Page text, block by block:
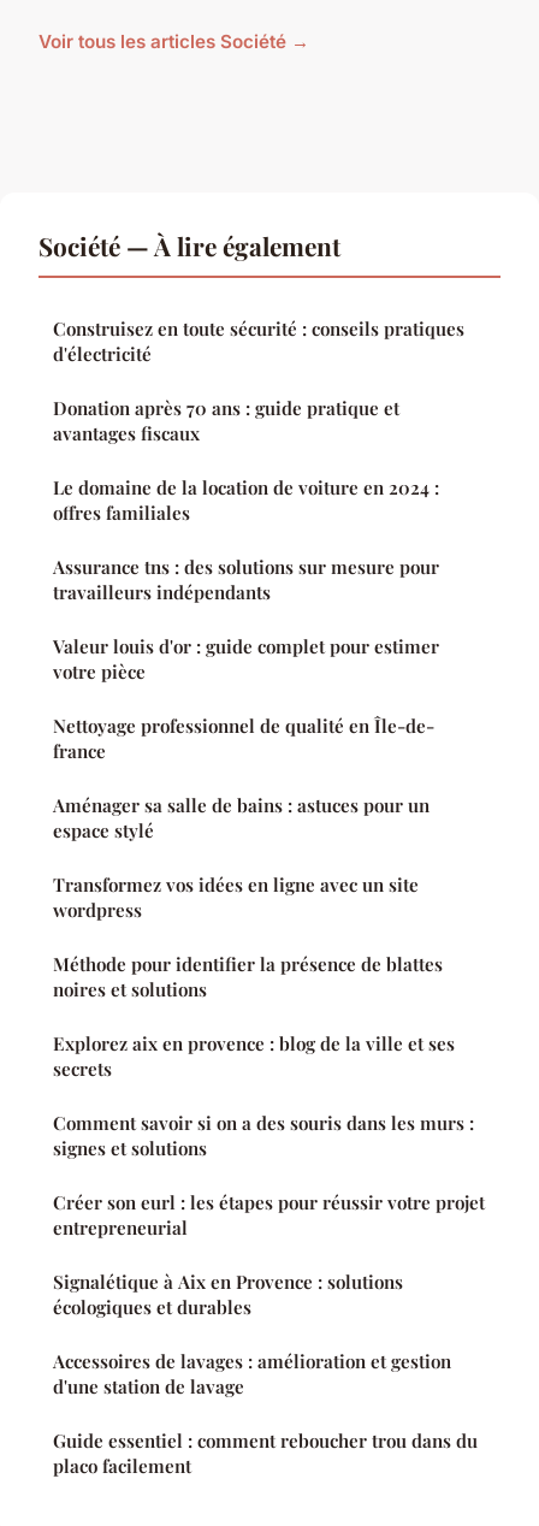
Voir tous les articles Société →
Société — À lire également
Construisez en toute sécurité : conseils pratiques
d'électricité
Donation après 70 ans : guide pratique et
avantages fiscaux
Le domaine de la location de voiture en 2024 :
offres familiales
Assurance tns : des solutions sur mesure pour
travailleurs indépendants
Valeur louis d'or : guide complet pour estimer
votre pièce
Nettoyage professionnel de qualité en Île-de-
france
Aménager sa salle de bains : astuces pour un
espace stylé
Transformez vos idées en ligne avec un site
wordpress
Méthode pour identifier la présence de blattes
noires et solutions
Explorez aix en provence : blog de la ville et ses
secrets
Comment savoir si on a des souris dans les murs :
signes et solutions
Créer son eurl : les étapes pour réussir votre projet
entrepreneurial
Signalétique à Aix en Provence : solutions
écologiques et durables
Accessoires de lavages : amélioration et gestion
d'une station de lavage
Guide essentiel : comment reboucher trou dans du
placo facilement